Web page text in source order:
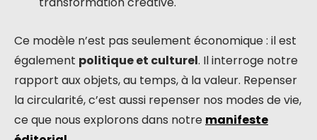
Ce modèle n’est pas seulement économique : il est
également politique et culturel. Il interroge notre
rapport aux objets, au temps, à la valeur. Repenser
la circularité, c’est aussi repenser nos modes de vie,
ce que nous explorons dans notre manifeste